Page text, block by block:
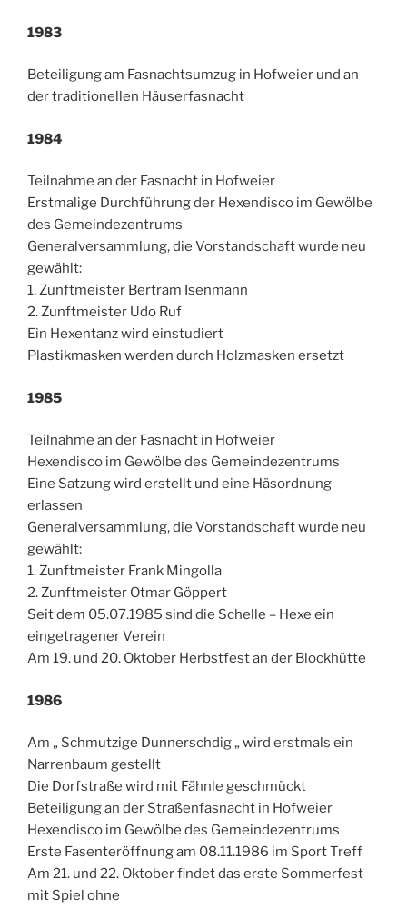
1983
Beteiligung am Fasnachtsumzug in Hofweier und an
der traditionellen Häuserfasnacht
1984
Teilnahme an der Fasnacht in Hofweier
Erstmalige Durchführung der Hexendisco im Gewölbe
des Gemeindezentrums
Generalversammlung, die Vorstandschaft wurde neu
gewählt:
1. Zunftmeister Bertram Isenmann
2. Zunftmeister Udo Ruf
Ein Hexentanz wird einstudiert
Plastikmasken werden durch Holzmasken ersetzt
1985
Teilnahme an der Fasnacht in Hofweier
Hexendisco im Gewölbe des Gemeindezentrums
Eine Satzung wird erstellt und eine Häsordnung
erlassen
Generalversammlung, die Vorstandschaft wurde neu
gewählt:
1. Zunftmeister Frank Mingolla
2. Zunftmeister Otmar Göppert
Seit dem 05.07.1985 sind die Schelle – Hexe ein
eingetragener Verein
Am 19. und 20. Oktober Herbstfest an der Blockhütte
1986
Am „ Schmutzige Dunnerschdig „ wird erstmals ein
Narrenbaum gestellt
Die Dorfstraße wird mit Fähnle geschmückt
Beteiligung an der Straßenfasnacht in Hofweier
Hexendisco im Gewölbe des Gemeindezentrums
Erste Fasenteröffnung am 08.11.1986 im Sport Treff
Am 21. und 22. Oktober findet das erste Sommerfest
mit Spiel ohne